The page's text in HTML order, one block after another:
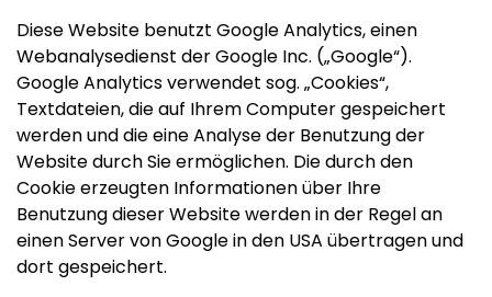
Diese Website benutzt Google Analytics, einen
Webanalysedienst der Google Inc. („Google“).
Google Analytics verwendet sog. „Cookies“,
Textdateien, die auf Ihrem Computer gespeichert
werden und die eine Analyse der Benutzung der
Website durch Sie ermöglichen. Die durch den
Cookie erzeugten Informationen über Ihre
Benutzung dieser Website werden in der Regel an
einen Server von Google in den USA übertragen und
dort gespeichert.